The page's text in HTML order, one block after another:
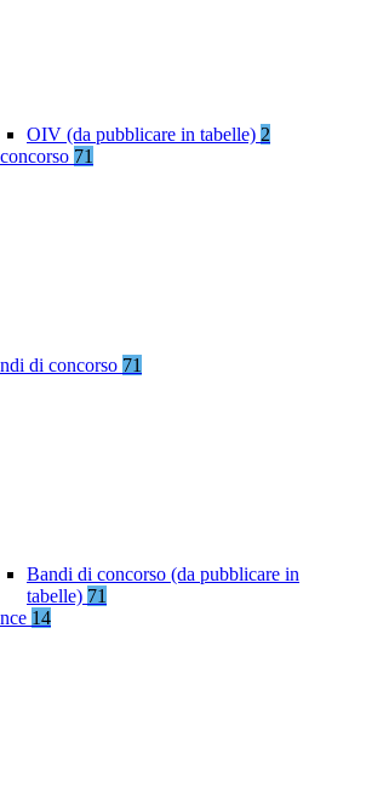
OIV (da pubblicare in tabelle) 2
71
di concorso 71
Bandi di concorso (da pubblicare in
tabelle) 71
14